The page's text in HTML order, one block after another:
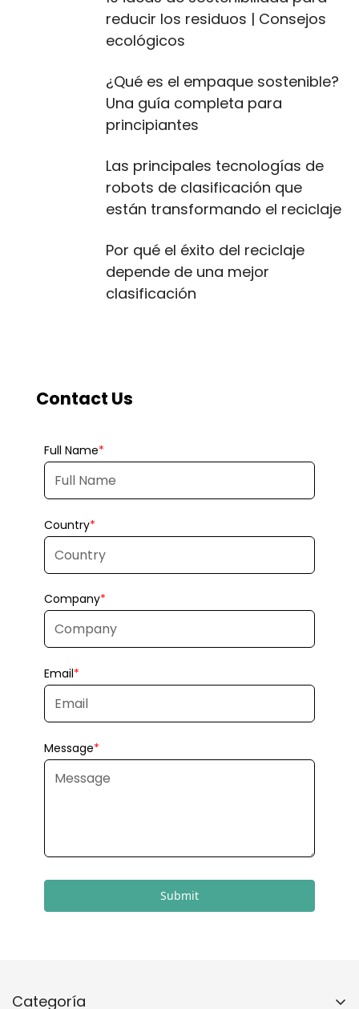
reducir los residuos | Consejos
ecológicos
¿Qué es el empaque sostenible?
Una guía completa para
principiantes
Las principales tecnologías de
robots de clasificación que
están transformando el reciclaje
Por qué el éxito del reciclaje
depende de una mejor
clasificación
Submit
Categoría